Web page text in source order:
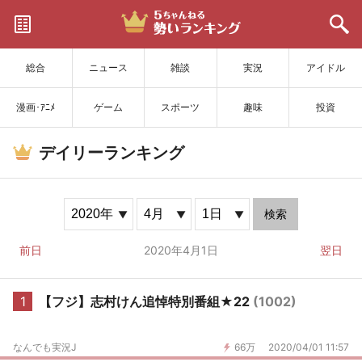
総合 ニュース 雑談 実況 アイドル
漫画･ｱﾆﾒ ゲーム スポーツ 趣味 投資
サイトを更新
デイリーランキング
検索
前日 2020年4月1日 翌日
1 【フジ】志村けん追悼特別番組★22 (1002)
66万 2020/04/01 11:57
なんでも実況J